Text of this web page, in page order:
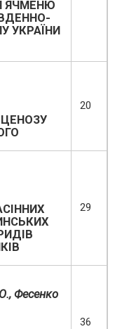
ЯЧМЕНЮ
УКРАЇНИ
20
29
Фесенко
36